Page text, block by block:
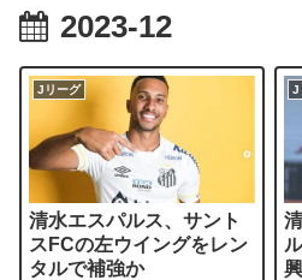
2023-12
Jリーグ
清水エスパルス、サント
スFCの左ウイングをレン
タルで補強か
J